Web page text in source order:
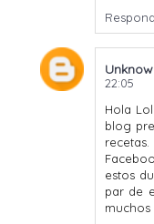
22:05
Hola
blog
estos
par de
muchos